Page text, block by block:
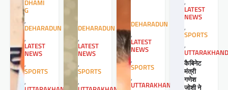
DHAMI
G
,
DEHARADUN
,
LATEST
NEWS
,
SPORTS
,
DEHARADUN
,
LATEST
NEWS
,
SPORTS
,
DEHARADUN
,
LATEST
NEWS
,
SPORTS
,
UTTARAKHAND
LATEST
NEWS
,
SPORTS
,
UTTARAKHAND
कैबिनेट
मंत्री
गणेश
जोशी ने